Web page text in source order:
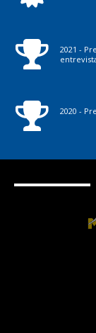
2021 -
2020 -